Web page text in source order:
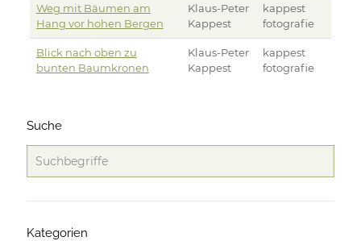
Weg mit Bäumen am
Hang vor hohen Bergen
Klaus-Peter
Kappest
kappest
fotografie
Blick nach oben zu
bunten Baumkronen
Klaus-Peter
Kappest
kappest
fotografie
Suche
Kategorien